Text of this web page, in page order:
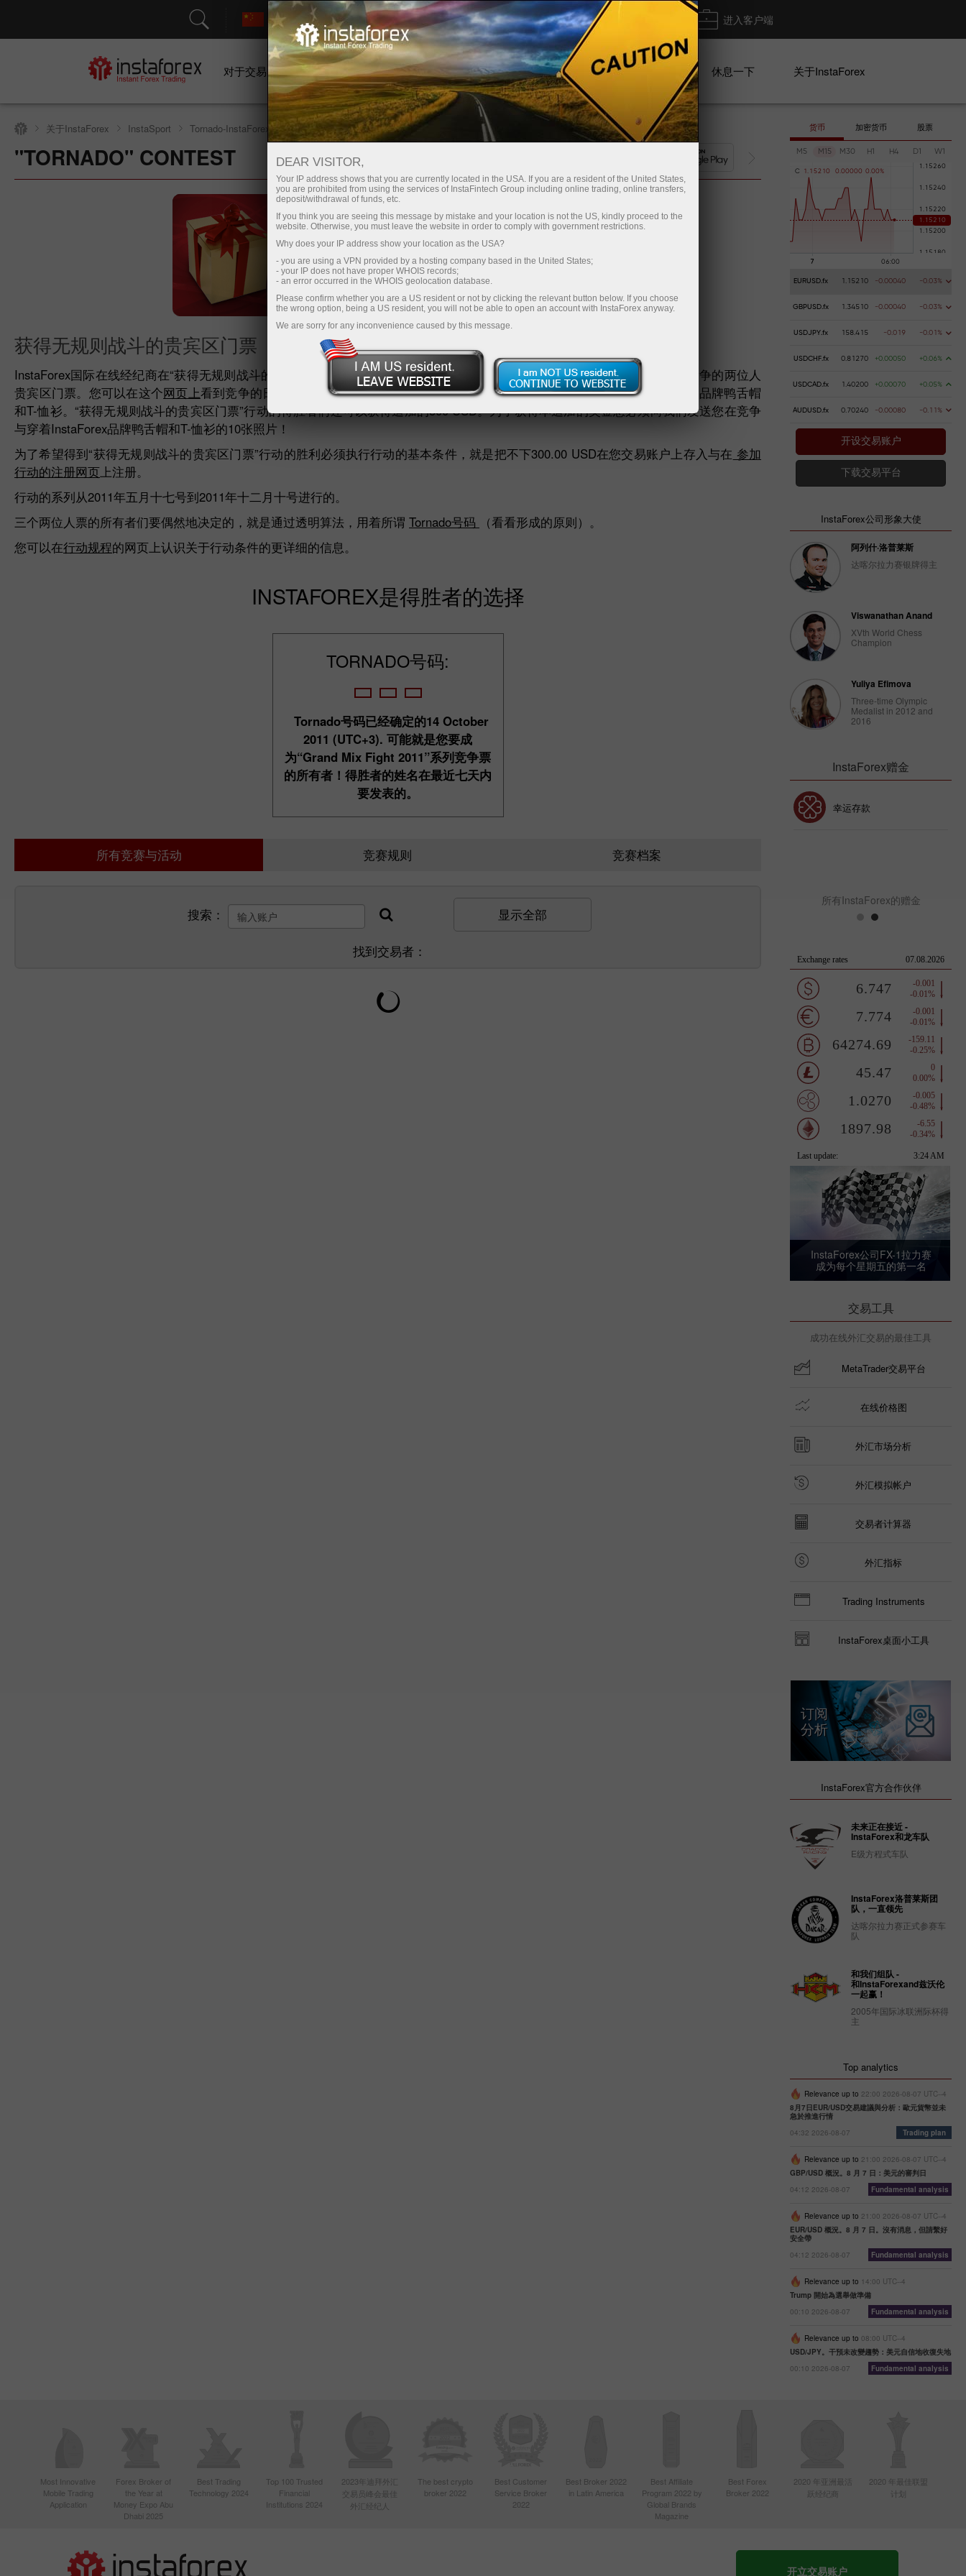
支持 即时开户 交易平台 进入客户端
对于交易者 初学者 投资者 对于合作伙伴 广告系列 休息一下 关于InstaForex
关于InstaForex InstaSport Tornado-InstaForex fight club "Tornado" contest
"TORNADO" CONTEST
Open trading account Open demo account Deposit money
获得无规则战斗的贵宾区门票
InstaForex国际在线经纪商在“获得无规则战斗的贵宾区门票”行动范围内在公司主顾中间进行三张“Grand Mix Fight 2011”系列竞争的两位人
贵宾区门票。您可以在这个网页上看到竞争的日计划。得胜者们获得竞争的贵宾区门票或者向他/她们交易账户上500 USD以及品牌鸭舌帽
和T-恤衫。“获得无规则战斗的贵宾区门票”行动的得胜者们还可以获得追加的500 USD。为了获得本追加的奖金您必须向我们发送您在竞争
与穿着InstaForex品牌鸭舌帽和T-恤衫的10张照片！
为了希望得到“获得无规则战斗的贵宾区门票”行动的胜利必须执行行动的基本条件，就是把不下300.00 USD在您交易账户上存入与在 参加
行动的注册网页上注册。
行动的系列从2011年五月十七号到2011年十二月十号进行的。
三个两位人票的所有者们要偶然地决定的，就是通过透明算法，用着所谓 Tornado号码
（看看形成的原则）。
您可以在行动规程的网页上认识关于行动条件的更详细的信息。
INSTAFOREX是得胜者的选择
TORNADO号码:
Tornado号码已经确定的14 October
2011 (UTC+3). 可能就是您要成
为“Grand Mix Fight 2011”系列竞争票
的所有者！得胜者的姓名在最近七天内
要发表的。
所有竞赛与活动 竞赛规则 竞赛档案
搜索： 显示全部
找到交易者：
货币 加密货币 股票
M5 M15 M30 H1 H4 D1 W1
C 1 . 1 52 1 0 0 .00000 0 .00%
EURUSD.fx 1.15210 -0.00040 -0.03%
GBPUSD.fx 1.34510 -0.00040 -0.03%
USDJPY.fx 158.415 -0.019 -0.01%
USDCHF.fx 0.81270 +0.00050 +0.06%
USDCAD.fx 1.40200 +0.00070 +0.05%
AUDUSD.fx 0.70240 -0.00080 -0.11%
开设交易账户
下载交易平台
InstaForex公司形象大使
阿列什·洛普莱斯
达喀尔拉力赛银牌得主
Viswanathan Anand
XVth World Chess
Champion
Yuliya Efimova
Three-time Olympic
Medalist in 2012 and
2016
InstaForex赠金
30% 赠金
所有InstaForex的赠金
InstaForex公司FX-1拉力赛
成为每个星期五的第一名
交易工具
成功在线外汇交易的最佳工具
MetaTrader交易平台
在线价格图
外汇市场分析
外汇模拟帐户
交易者计算器
外汇指标
Trading Instruments
InstaForex桌面小工具
订阅
分析
InstaForex官方合作伙伴
未来正在接近 -
InstaForex和龙车队
E级方程式车队
InstaForex洛普莱斯团
队，一直领先
达喀尔拉力赛正式参赛车
队
和我们组队 -
和InstaForexand兹沃伦
一起赢！
2005年国际冰联洲际杯得
主
Top analytics
Relevance up to 22:00 2026-08-07 UTC--4
8月7日EUR/USD交易建議與分析：歐元貨幣並未
急於推進行情
04:32 2026-08-07
Trading plan
Relevance up to 21:00 2026-08-07 UTC--4
GBP/USD 概況。8 月 7 日：美元的審判日
04:12 2026-08-07
Fundamental analysis
Relevance up to 21:00 2026-08-07 UTC--4
EUR/USD 概況。8 月 7 日。沒有消息，但請繫好
安全帶
04:12 2026-08-07
Fundamental analysis
Relevance up to 14:00 UTC--4
Trump 開始為選舉做準備
00:10 2026-08-07
Fundamental analysis
Relevance up to 08:00 UTC--4
USD/JPY。干預未改變趨勢：美元自信地收復失地
00:10 2026-08-07
Fundamental analysis
Most Innovative
Mobile Trading
Application
Forex Broker of
the Year at
Money Expo Abu
Dhabi 2025
Best Trading
Technology 2024
Top 100 Trusted
Financial
Institutions 2024
2023年迪拜外汇
交易员峰会最佳
外汇经纪人
The best crypto
broker 2022
Best Customer
Service Broker
2022
Best Broker 2022
in Latin America
Best Affiliate
Program 2022 by
Global Brands
Magazine
Best Forex
Broker 2022
2020 年亚洲最活
跃经纪商
2020 年最佳联盟
计划
开立交易账户
DEAR VISITOR,
Your IP address shows that you are currently located in the USA. If you are a resident of the United States,
you are prohibited from using the services of InstaFintech Group including online trading, online transfers,
deposit/withdrawal of funds, etc.
If you think you are seeing this message by mistake and your location is not the US, kindly proceed to the
website. Otherwise, you must leave the website in order to comply with government restrictions.
Why does your IP address show your location as the USA?
- you are using a VPN provided by a hosting company based in the United States;
- your IP does not have proper WHOIS records;
- an error occurred in the WHOIS geolocation database.
Please confirm whether you are a US resident or not by clicking the relevant button below. If you choose
the wrong option, being a US resident, you will not be able to open an account with InstaForex anyway.
We are sorry for any inconvenience caused by this message.